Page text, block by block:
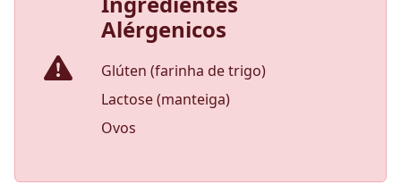
Alérgenicos
Glúten (farinha de trigo)
Lactose (manteiga)
Ovos